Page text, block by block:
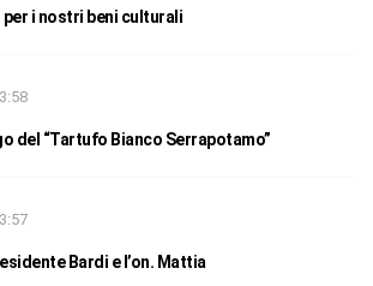
per i nostri beni culturali
del “Tartufo Bianco Serrapotamo”
Bardi e l’on. Mattia